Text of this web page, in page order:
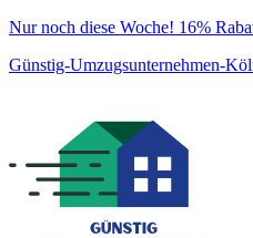
Nur noch diese Woche! 16%
Günstig-Umzugsunternehmen-